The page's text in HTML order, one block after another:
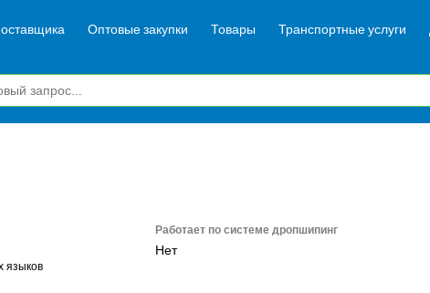
Оптовые закупки Товары Транспортные услуги
языков
Работает по системе дропшипинг
Нет